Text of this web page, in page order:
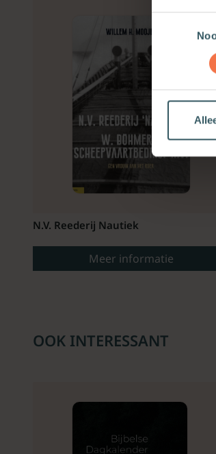
N.V. Reederij Nautiek
Meer informatie
OOK INTERESSANT